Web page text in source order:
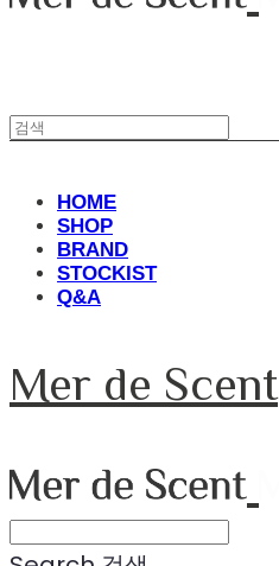
HOME
SHOP
BRAND
STOCKIST
Q&A
Mer de Scent